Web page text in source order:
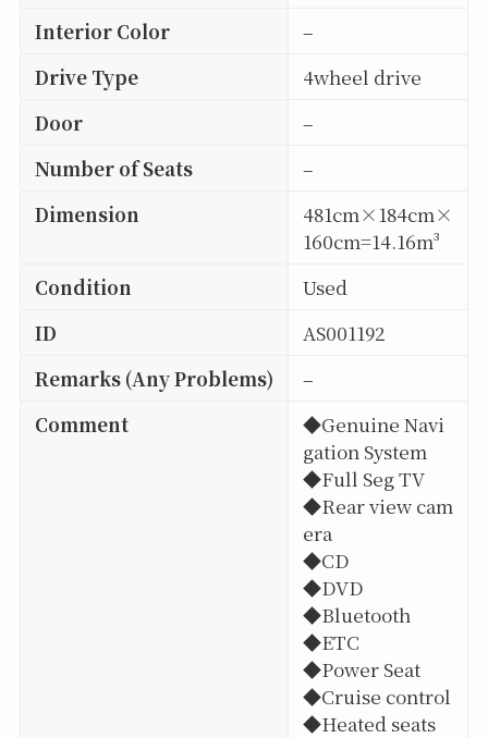
Interior Color
–
Drive Type
4wheel drive
Door
–
Number of Seats
–
Dimension
481cm×184cm×
160cm=14.16m³
Condition
Used
ID
AS001192
Remarks (Any Problems)
–
Comment
◆Genuine Navi
gation System
◆Full Seg TV
◆Rear view cam
era
◆CD
◆DVD
◆Bluetooth
◆ETC
◆Power Seat
◆Cruise control
◆Heated seats